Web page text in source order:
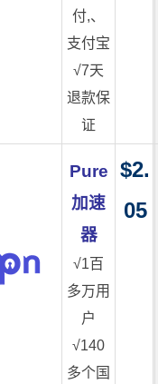
付,、
支付宝
√7天
退款保
证
Pure
加速
器
√1百
多万用
户
√140
多个国
$2.
05